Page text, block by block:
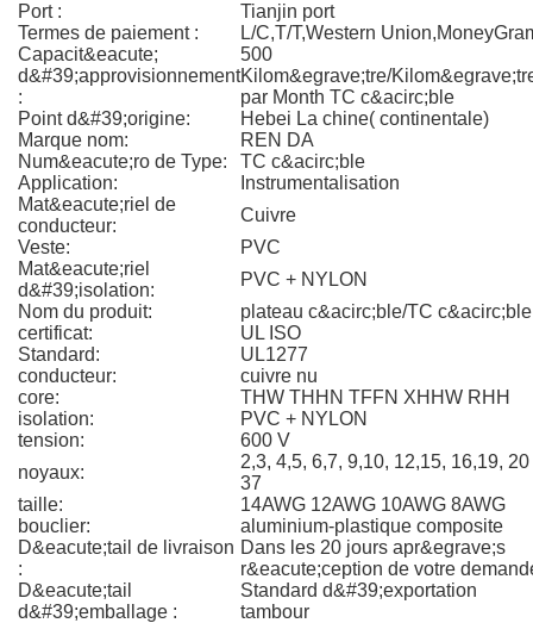
Port :
Tianjin port
Termes de paiement :
L/C,T/T,Western
Capacit&eacute;
d&#39;approvisionnement
:
500
Kilom&egrave;tre/
par Month TC c&acirc;ble
Point d&#39;origine:
Hebei La chine( continentale)
Marque nom:
REN DA
Num&eacute;ro de Type:
TC c&acirc;ble
Application:
Instrumentalisation
Mat&eacute;riel de
conducteur:
Cuivre
Veste:
PVC
Mat&eacute;riel
d&#39;isolation:
PVC + NYLON
Nom du produit:
plateau c&acirc;ble/TC c&acirc;ble
certificat:
UL ISO
Standard:
UL1277
conducteur:
cuivre nu
core:
THW THHN TFFN XHHW RHH
isolation:
PVC + NYLON
tension:
600 V
noyaux:
2,3, 4,5, 6,7, 9,10, 12,15, 16,19, 20
37
taille:
14AWG 12AWG 10AWG 8AWG
bouclier:
aluminium-plastique composite
D&eacute;tail de livraison
:
Dans les 20 jours apr&egrave;s
r&eacute;ception de votre
D&eacute;tail
d&#39;emballage :
Standard d&#39;exportation
tambour